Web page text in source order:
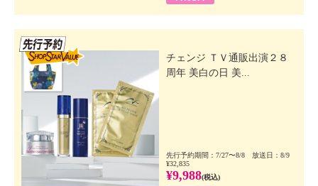
チェンジ ＴＶ通販出演２８
周年 美白の日 美...
先行予約期間：7/27〜8/8 放送日：8/9
¥32,835
¥9,988(税込)